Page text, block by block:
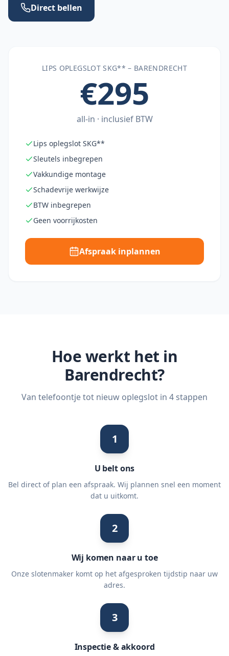
Direct bellen
LIPS OPLEGSLOT SKG** – BARENDRECHT
€295
all-in · inclusief BTW
Lips oplegslot SKG**
Sleutels inbegrepen
Vakkundige montage
Schadevrije werkwijze
BTW inbegrepen
Geen voorrijkosten
Afspraak inplannen
Hoe werkt het in
Barendrecht?
Van telefoontje tot nieuw oplegslot in 4 stappen
1
U belt ons
Bel direct of plan een afspraak. Wij plannen snel een moment
dat u uitkomt.
2
Wij komen naar u toe
Onze slotenmaker komt op het afgesproken tijdstip naar uw
adres.
3
Inspectie & akkoord